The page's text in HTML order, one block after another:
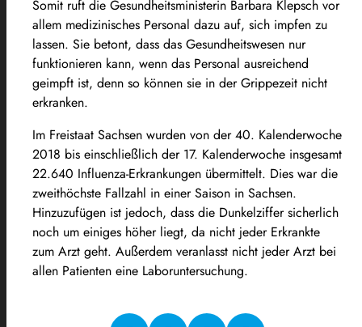
Somit ruft die Gesundheitsministerin Barbara Klepsch vor
allem medizinisches Personal dazu auf, sich impfen zu
lassen. Sie betont, dass das Gesundheitswesen nur
funktionieren kann, wenn das Personal ausreichend
geimpft ist, denn so können sie in der Grippezeit nicht
erkranken.
Im Freistaat Sachsen wurden von der 40. Kalenderwoche
2018 bis einschließlich der 17. Kalenderwoche insgesamt
22.640 Influenza-Erkrankungen übermittelt. Dies war die
zweithöchste Fallzahl in einer Saison in Sachsen.
Hinzuzufügen ist jedoch, dass die Dunkelziffer sicherlich
noch um einiges höher liegt, da nicht jeder Erkrankte
zum Arzt geht. Außerdem veranlasst nicht jeder Arzt bei
allen Patienten eine Laboruntersuchung.